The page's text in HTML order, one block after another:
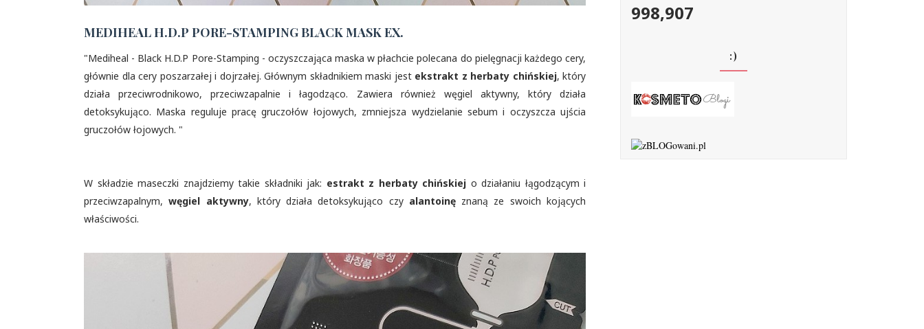
MEDIHEAL H.D.P PORE-STAMPING BLACK MASK EX.
"Mediheal - Black H.D.P Pore-Stamping - oczyszczająca maska w płachcie polecana do pielęgnacji każdego cery,
głównie dla cery poszarzałej i dojrzałej. Głównym składnikiem maski jest ekstrakt z herbaty chińskiej, który
działa przeciwrodnikowo, przeciwzapalnie i łagodząco. Zawiera również węgiel aktywny, który działa
detoksykująco. Maska reguluje pracę gruczołów łojowych, zmniejsza wydzielanie sebum i oczyszcza ujścia
gruczołów łojowych. "
W składzie maseczki znajdziemy takie składniki jak: estrakt z herbaty chińskiej o działaniu łągodzącym i
przeciwzapalnym,węgiel aktywny, który działa detoksykująco czy alantoinęznaną ze swoich kojących
właściwości.
998,907
:)